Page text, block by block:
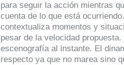
para seguir la acción mientras
cuenta de lo que está
contextualiza momentos y
pesar de la velocidad
escenografía al instante. El
respecto ya que no marea sino